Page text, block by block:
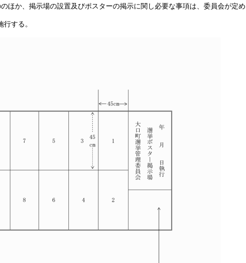
ほか、掲示場の設置及びポスターの掲示に関し必要な事項は、委員会が定め
する。